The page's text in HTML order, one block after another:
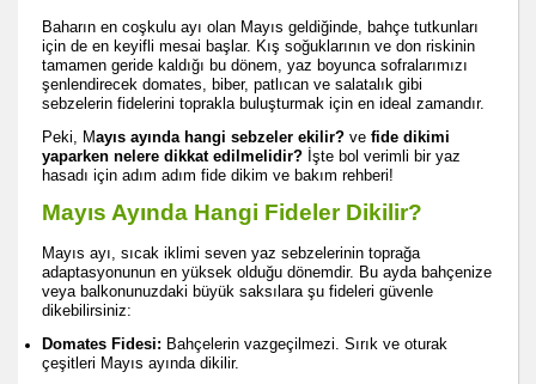
Baharın en coşkulu ayı olan Mayıs geldiğinde, bahçe tutkunları
için de en keyifli mesai başlar. Kış soğuklarının ve don riskinin
tamamen geride kaldığı bu dönem, yaz boyunca sofralarımızı
şenlendirecek domates, biber, patlıcan ve salatalık gibi
sebzelerin fidelerini toprakla buluşturmak için en ideal zamandır.
Peki, Mayıs ayında hangi sebzeler ekilir? ve fide dikimi
yaparken nelere dikkat edilmelidir? İşte bol verimli bir yaz
hasadı için adım adım fide dikim ve bakım rehberi!
Mayıs Ayında Hangi Fideler Dikilir?
Mayıs ayı, sıcak iklimi seven yaz sebzelerinin toprağa
adaptasyonunun en yüksek olduğu dönemdir. Bu ayda bahçenize
veya balkonunuzdaki büyük saksılara şu fideleri güvenle
dikebilirsiniz:
Domates Fidesi: Bahçelerin vazgeçilmezi. Sırık ve oturak
çeşitleri Mayıs ayında dikilir.